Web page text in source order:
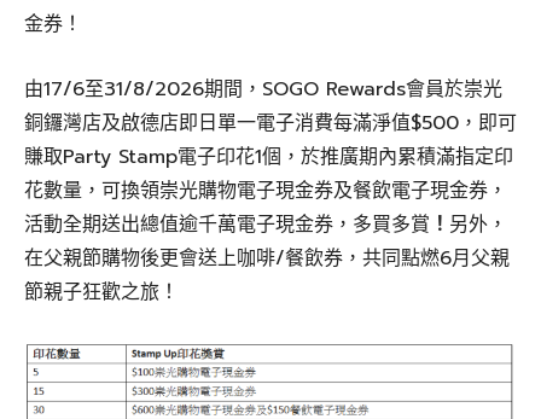
金券！
由17/6至31/8/2026期間，SOGO Rewards會員於崇光
銅鑼灣店及啟德店即日單一電子消費每滿淨值$500，即可
賺取Party Stamp電子印花1個，於推廣期內累積滿指定印
花數量，可換領崇光購物電子現金券及餐飲電子現金券，
活動全期送出總值逾千萬電子現金券，多買多賞 ！ 另外，
在父親節購物後更會送上咖啡/餐飲券，共同點燃6月父親
節親子狂歡之旅！